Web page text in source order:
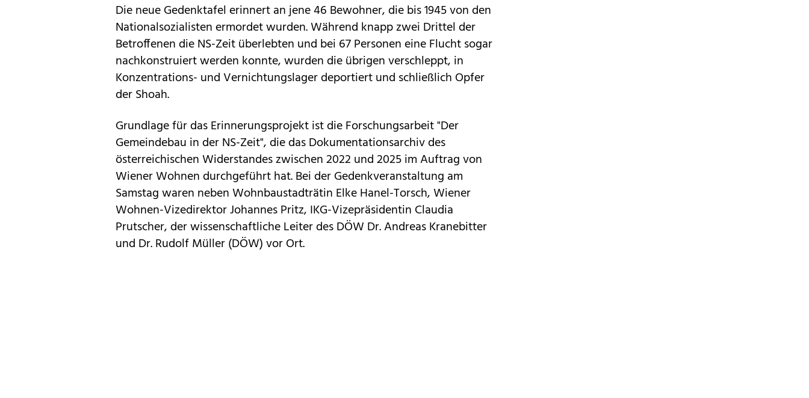
Die neue Gedenktafel erinnert an jene 46 Bewohner, die bis 1945 von den
Nationalsozialisten ermordet wurden. Während knapp zwei Drittel der
Betroffenen die NS-Zeit überlebten und bei 67 Personen eine Flucht sogar
nachkonstruiert werden konnte, wurden die übrigen verschleppt, in
Konzentrations- und Vernichtungslager deportiert und schließlich Opfer
der Shoah.
Grundlage für das Erinnerungsprojekt ist die Forschungsarbeit "Der
Gemeindebau in der NS-Zeit", die das Dokumentationsarchiv des
österreichischen Widerstandes zwischen 2022 und 2025 im Auftrag von
Wiener Wohnen durchgeführt hat. Bei der Gedenkveranstaltung am
Samstag waren neben Wohnbaustadträtin Elke Hanel-Torsch, Wiener
Wohnen-Vizedirektor Johannes Pritz, IKG-Vizepräsidentin Claudia
Prutscher, der wissenschaftliche Leiter des DÖW Dr. Andreas Kranebitter
und Dr. Rudolf Müller (DÖW) vor Ort.